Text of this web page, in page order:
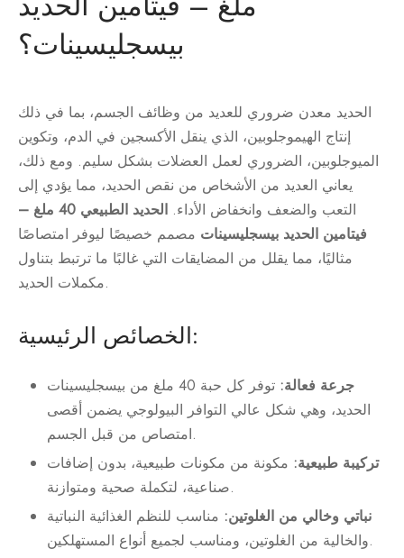
بيسجليسينات؟
الحديد معدن ضروري للعديد من وظائف الجسم، بما في ذلك
إنتاج الهيموجلوبين، الذي ينقل الأكسجين في الدم، وتكوين
الميوجلوبين، الضروري لعمل العضلات بشكل سليم. ومع ذلك،
يعاني العديد من الأشخاص من نقص الحديد، مما يؤدي إلى
التعب والضعف وانخفاض الأداء.
الحديد الطبيعي 40 ملغ –
فيتامين الحديد بيسجليسينات مصمم خصيصًا ليوفر امتصاصًا
مثاليًا، مما يقلل من المضايقات التي غالبًا ما ترتبط بتناول
مكملات الحديد.
الخصائص الرئيسية:
جرعة فعالة:
توفر كل حبة 40 ملغ من بيسجليسينات
الحديد، وهي شكل عالي التوافر البيولوجي يضمن أقصى
امتصاص من قبل الجسم.
تركيبة طبيعية: مكونة من مكونات طبيعية، بدون إضافات
صناعية، لتكملة صحية ومتوازنة.
نباتي وخالي من الغلوتين: مناسب للنظم الغذائية النباتية
والخالية من الغلوتين، ومناسب لجميع أنواع المستهلكين.